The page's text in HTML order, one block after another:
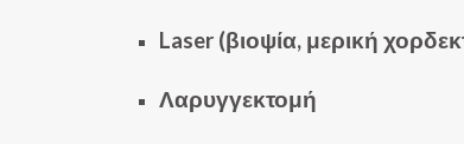
Laser (βιοψία, μερική
Λαρυγγεκτομή